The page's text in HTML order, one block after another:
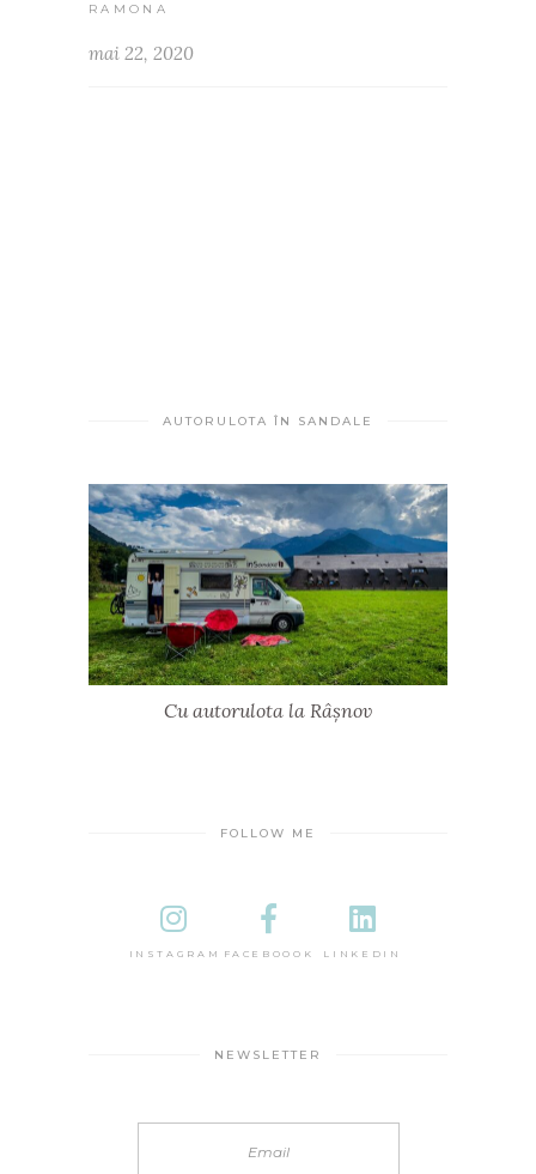
RAMONA
mai 22, 2020
AUTORULOTA ÎN SANDALE
Cu autorulota la Râșnov
FOLLOW ME
INSTAGRAM FACEBOOOK LINKEDIN
NEWSLETTER